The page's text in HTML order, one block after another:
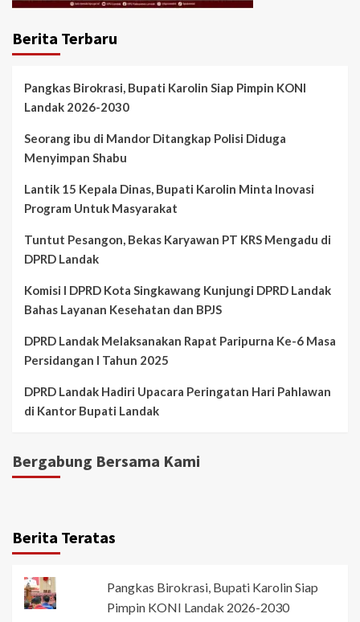
Berita Terbaru
Pangkas Birokrasi, Bupati Karolin Siap Pimpin KONI
Landak 2026-2030
Seorang ibu di Mandor Ditangkap Polisi Diduga
Menyimpan Shabu
Lantik 15 Kepala Dinas, Bupati Karolin Minta Inovasi
Program Untuk Masyarakat
Tuntut Pesangon, Bekas Karyawan PT KRS Mengadu di
DPRD Landak
Komisi I DPRD Kota Singkawang Kunjungi DPRD Landak
Bahas Layanan Kesehatan dan BPJS
DPRD Landak Melaksanakan Rapat Paripurna Ke-6 Masa
Persidangan I Tahun 2025
DPRD Landak Hadiri Upacara Peringatan Hari Pahlawan
di Kantor Bupati Landak
Bergabung Bersama Kami
Berita Teratas
Pangkas Birokrasi, Bupati Karolin Siap
Pimpin KONI Landak 2026-2030